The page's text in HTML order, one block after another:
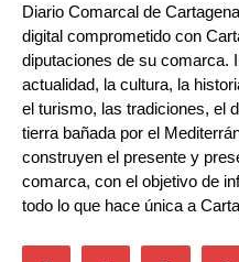
Diario Comarcal de
digital comprometido con
diputaciones de su comarca.
actualidad, la cultura, la
el turismo, las tradiciones, el
tierra bañada por el
construyen el presente y
comarca, con el objetivo de
todo lo que hace única a